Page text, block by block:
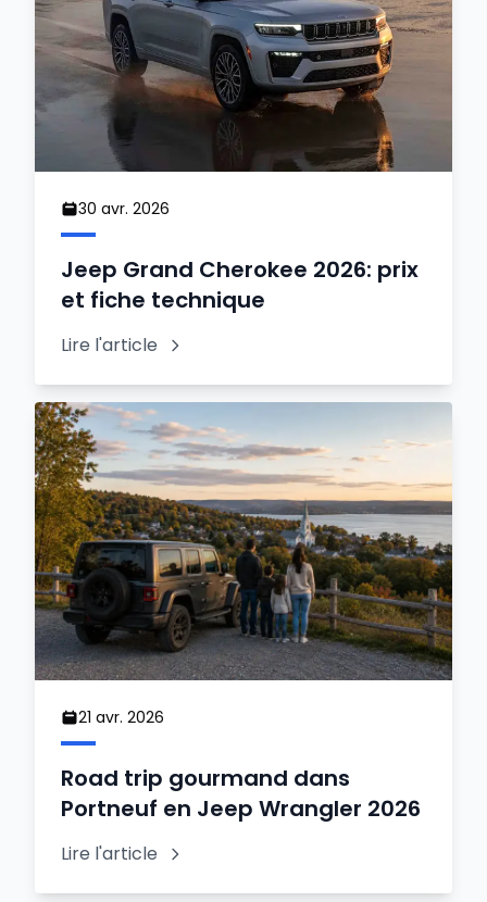
30 avr. 2026
Jeep Grand Cherokee 2026: prix
et fiche technique
Lire l'article
21 avr. 2026
Road trip gourmand dans
Portneuf en Jeep Wrangler 2026
Lire l'article